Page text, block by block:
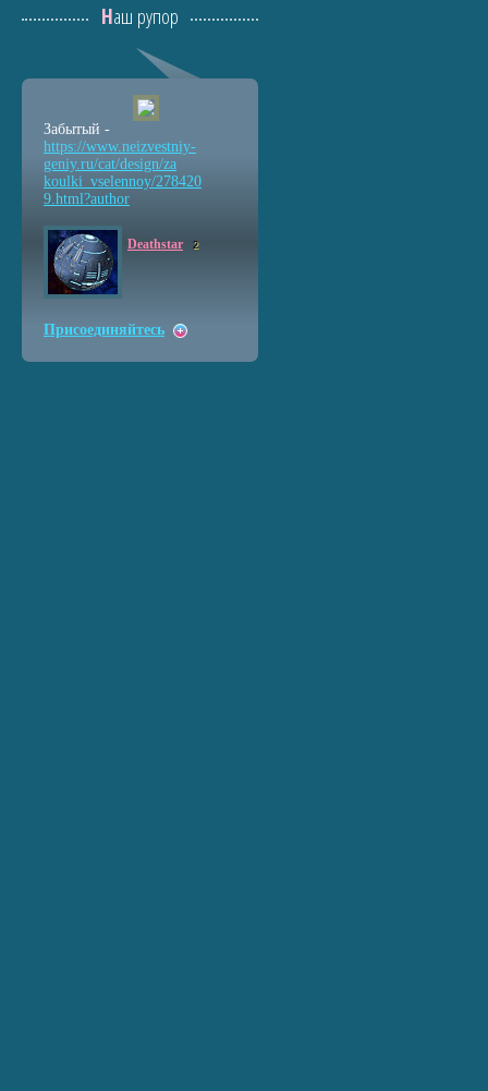
Наш рупор
Забытый -
https://www.neizvestniy-
geniy.ru/cat/design/za
koulki_vselennoy/278420
9.html?author
Deathstar 2
Присоединяйтесь